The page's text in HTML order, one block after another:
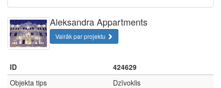
Aleksandra Appartments
Vairāk par projektu
ID
424629
Objekta tips
Dzīvoklis